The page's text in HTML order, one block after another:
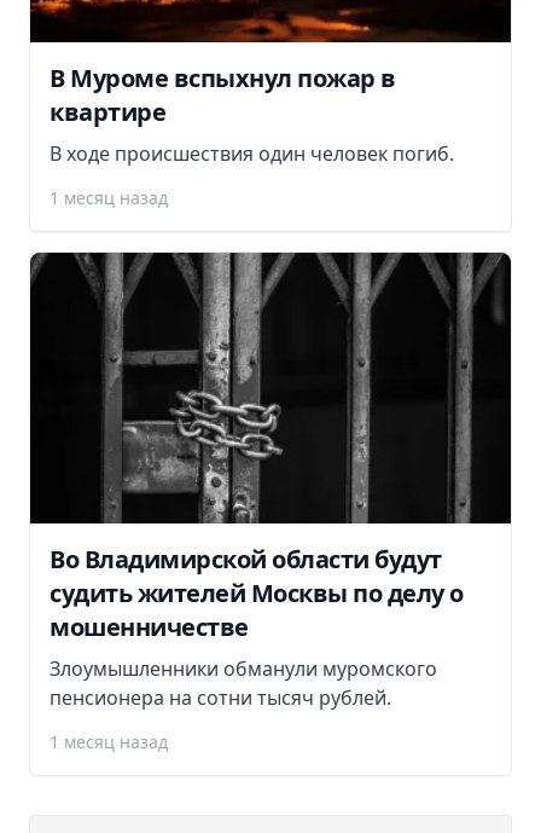
В Муроме вспыхнул пожар в
квартире
В ходе происшествия один человек погиб.
1 месяц назад
Во Владимирской области будут
судить жителей Москвы по делу о
мошенничестве
Злоумышленники обманули муромского
пенсионера на сотни тысяч рублей.
1 месяц назад